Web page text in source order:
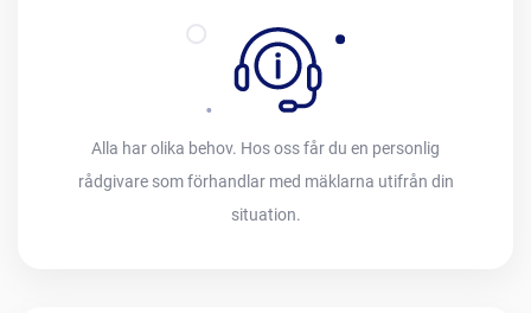
Alla har olika behov. Hos oss får du en personlig
rådgivare som förhandlar med mäklarna utifrån din
situation.